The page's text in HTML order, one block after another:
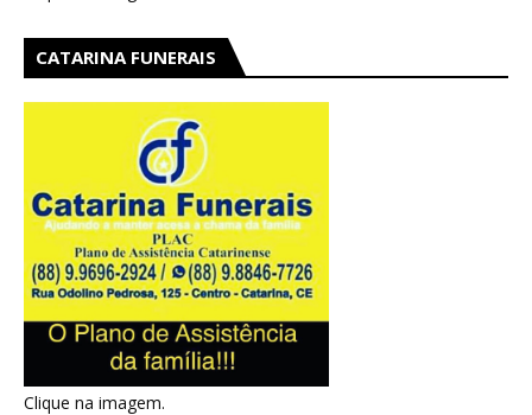
CATARINA FUNERAIS
Clique na imagem.